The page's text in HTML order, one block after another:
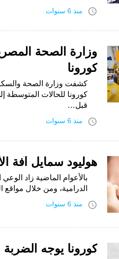
access_time منذ 6 سنوات
كورونا
كورونا للحالات المتوسطة
قبل…
access_time منذ 6 سنوات
هوليود سمايل آفة
بالأعوام الماضية زاد
الدرامية، ومن خلال مواقع
access_time منذ 6 سنوات
كورونا يوجه